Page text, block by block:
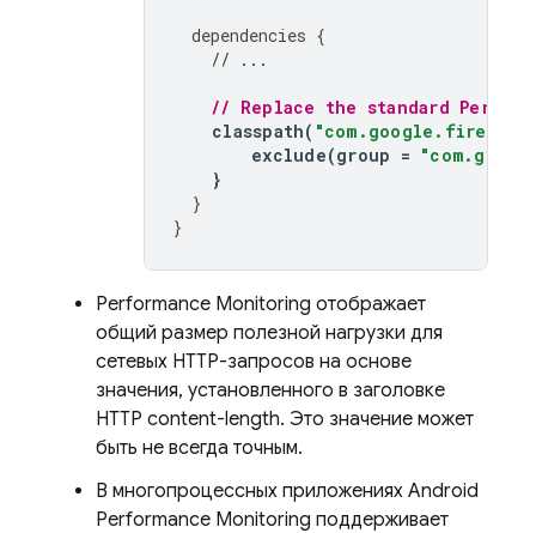
dependencies {
// ...
// Replace the standard
classpath(
exclude(group =
}
}
}
Performance Monitoring отображает
общий размер полезной нагрузки для
сетевых HTTP-запросов на основе
значения, установленного в заголовке
HTTP content-length. Это значение может
быть не всегда точным.
В многопроцессных приложениях Android
Performance Monitoring поддерживает